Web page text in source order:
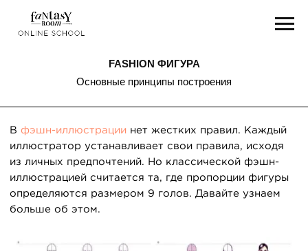
FASHION ФИГУРА
Основные принципы построения
иллюстрацией считается та, где пропорции фигуры
определяются размером 9 голов. Давайте узнаем
больше об этом.